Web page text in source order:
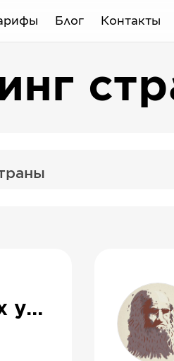
Блог Контакты
Рецепты l В домашних условиях l На зиму l Салаты